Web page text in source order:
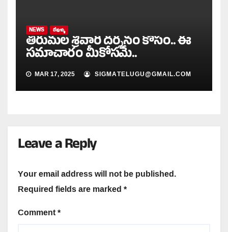
NEWS దేవుళ్ళు
తిరుమల శ్రీవారి దర్శనం కోసం.. ఈ
సమాచారం మీకోసమే..
MAR 17, 2025 SIGMATELUGU@GMAIL.COM
Leave a Reply
Your email address will not be published.
Required fields are marked*
Comment*